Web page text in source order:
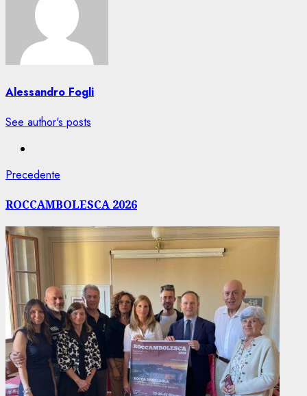
Alessandro Fogli
See author's posts
Navigazione
articolo
Precedente
ROCCAMBOLESCA 2026